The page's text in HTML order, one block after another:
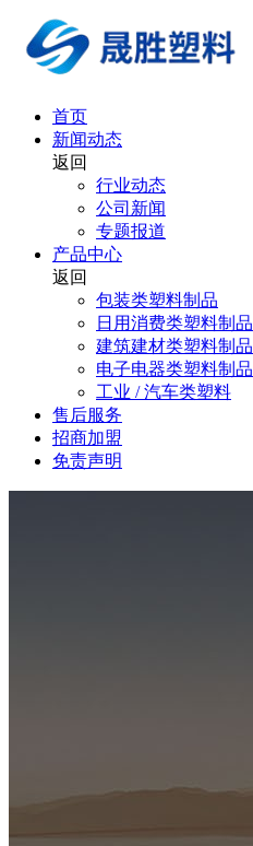
首页
新闻动态
返回
行业动态
公司新闻
专题报道
产品中心
返回
包装类塑料制品
日用消费类塑料制品
建筑建材类塑料制品
电子电器类塑料制品
工业 / 汽车类塑料
售后服务
招商加盟
免责声明